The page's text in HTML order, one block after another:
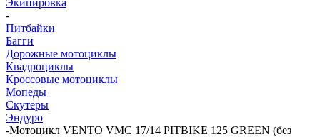
Экипировка
-
Питбайки
Багги
Дорожные мотоциклы
Квадроциклы
Кроссовые мотоциклы
Мопеды
Скутеры
Эндуро
-Мотоцикл VENTO VMC 17/14 PITBIKE 125 GREEN (без